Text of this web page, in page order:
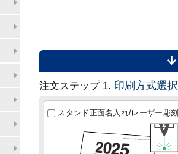
注文ステップ 1. 印刷方式選択
スタンド正面名入れ/レーザー彫刻